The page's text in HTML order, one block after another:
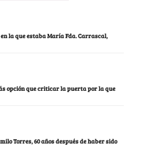
la que estaba María Fda. Carrascal,
opción que criticar la puerta por la que
Torres, 60 años después de haber sido